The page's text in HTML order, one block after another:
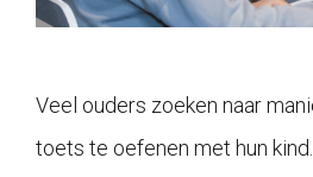
Veel ouders zoeken naar
toets te oefenen met hun